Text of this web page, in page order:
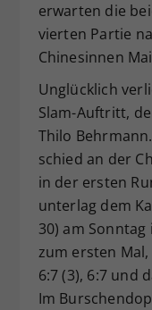
erwarten die
vierten Partie
Chinesinnen
Unglücklich
Slam-Auftritt,
Thilo
schied an der
in der ersten
unterlag dem
30) am
zum ersten
6:7 (3), 6:7 und
Im